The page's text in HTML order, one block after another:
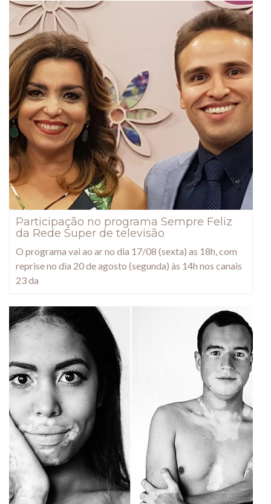
Participação no programa Sempre Feliz
da Rede Super de televisão
O programa vai ao ar no dia 17/08 (sexta) as 18h, com
reprise no dia 20 de agosto (segunda) às 14h nos canais
23 da